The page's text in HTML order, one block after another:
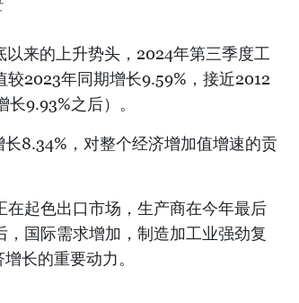
来的上升势头，2024年第三季度工
2023年同期增长9.59%，接近2012
9.93%之后）。
8.34%，对整个经济增加值增速的贡
起色出口市场，生产商在今年最后
国际需求增加，制造加工业强劲复
长的重要动力。